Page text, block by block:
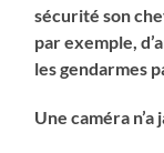
sécurité son
par exemple,
les gendarmes
Une caméra